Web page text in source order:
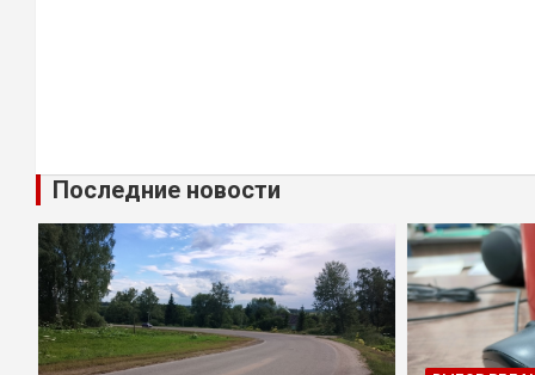
Последние новости